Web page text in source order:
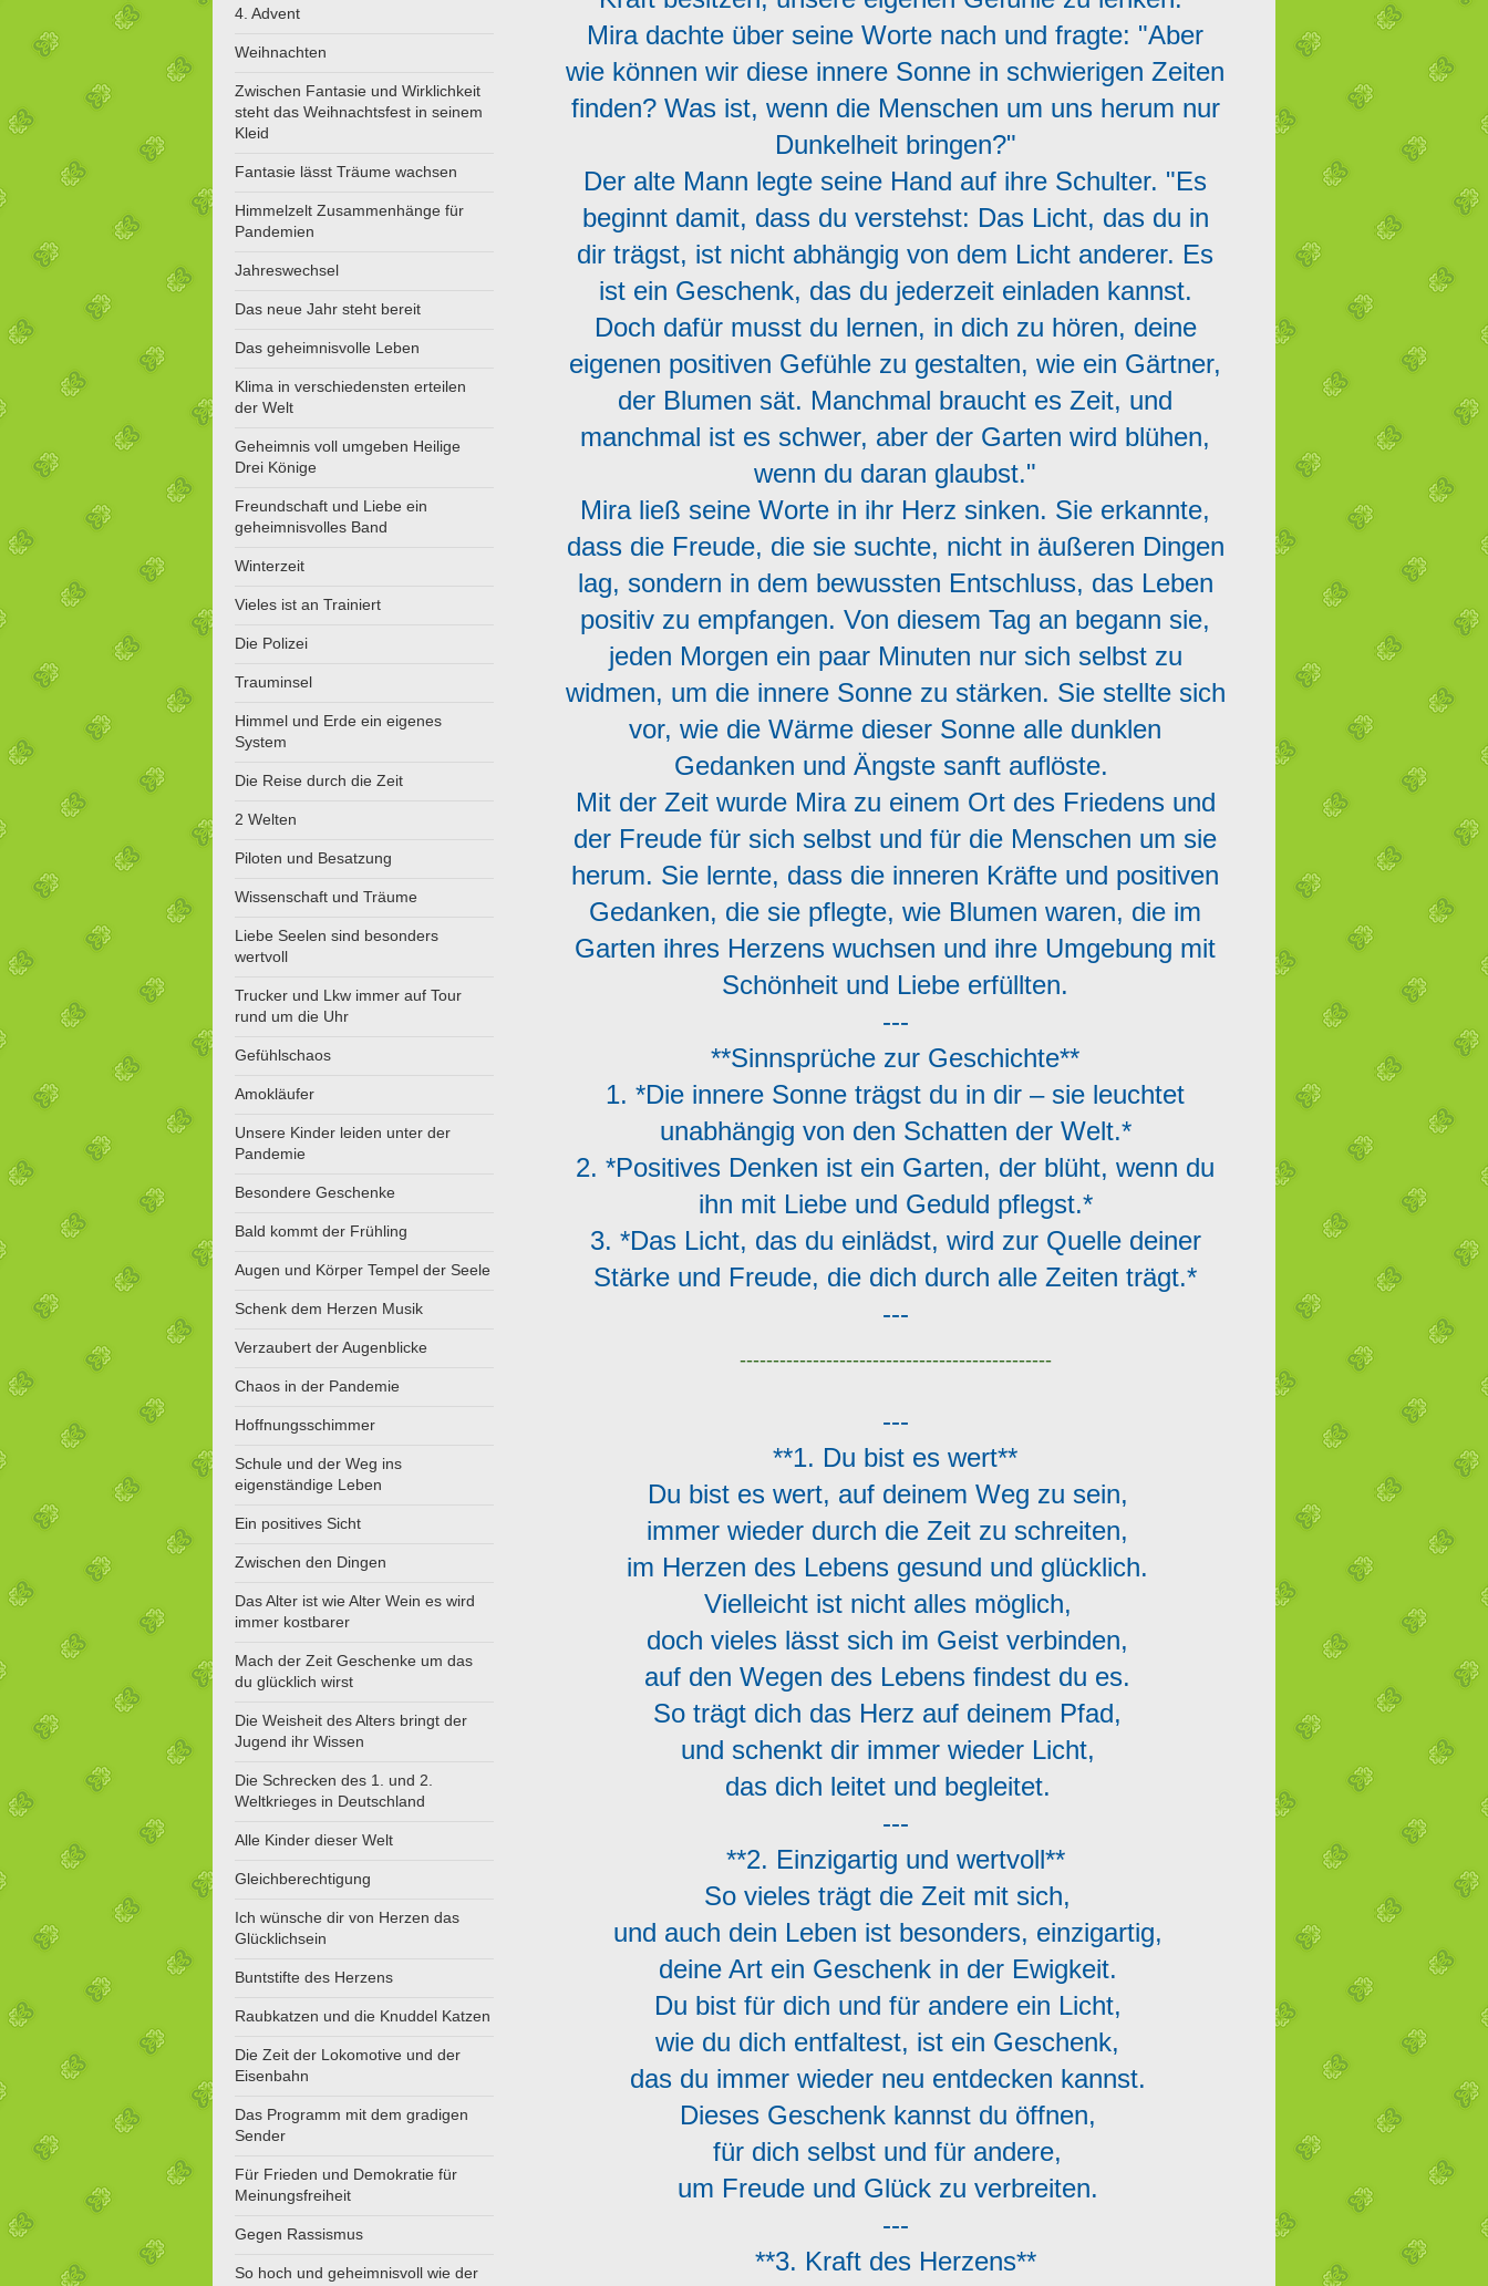
Mira dachte über seine Worte nach und fragte: "Aber
wie können wir diese innere Sonne in schwierigen Zeiten
finden? Was ist, wenn die Menschen um uns herum nur
Dunkelheit bringen?"
Der alte Mann legte seine Hand auf ihre Schulter. "Es
beginnt damit, dass du verstehst: Das Licht, das du in
dir trägst, ist nicht abhängig von dem Licht anderer. Es
ist ein Geschenk, das du jederzeit einladen kannst.
Doch dafür musst du lernen, in dich zu hören, deine
eigenen positiven Gefühle zu gestalten, wie ein Gärtner,
der Blumen sät. Manchmal braucht es Zeit, und
manchmal ist es schwer, aber der Garten wird blühen,
wenn du daran glaubst."
Mira ließ seine Worte in ihr Herz sinken. Sie erkannte,
dass die Freude, die sie suchte, nicht in äußeren Dingen
lag, sondern in dem bewussten Entschluss, das Leben
positiv zu empfangen. Von diesem Tag an begann sie,
jeden Morgen ein paar Minuten nur sich selbst zu
widmen, um die innere Sonne zu stärken. Sie stellte sich
vor, wie die Wärme dieser Sonne alle dunklen
Gedanken und Ängste sanft auflöste.
Mit der Zeit wurde Mira zu einem Ort des Friedens und
der Freude für sich selbst und für die Menschen um sie
herum. Sie lernte, dass die inneren Kräfte und positiven
Gedanken, die sie pflegte, wie Blumen waren, die im
Garten ihres Herzens wuchsen und ihre Umgebung mit
Schönheit und Liebe erfüllten.
---
**Sinnsprüche zur Geschichte**
1. *Die innere Sonne trägst du in dir – sie leuchtet
unabhängig von den Schatten der Welt.*
2. *Positives Denken ist ein Garten, der blüht, wenn du
ihn mit Liebe und Geduld pflegst.*
3. *Das Licht, das du einlädst, wird zur Quelle deiner
Stärke und Freude, die dich durch alle Zeiten trägt.*
---
-----------------------------------------------
---
**1. Du bist es wert**
Du bist es wert, auf deinem Weg zu sein,
immer wieder durch die Zeit zu schreiten,
im Herzen des Lebens gesund und glücklich.
Vielleicht ist nicht alles möglich,
doch vieles lässt sich im Geist verbinden,
auf den Wegen des Lebens findest du es.
So trägt dich das Herz auf deinem Pfad,
und schenkt dir immer wieder Licht,
das dich leitet und begleitet.
---
**2. Einzigartig und wertvoll**
So vieles trägt die Zeit mit sich,
und auch dein Leben ist besonders, einzigartig,
deine Art ein Geschenk in der Ewigkeit.
Du bist für dich und für andere ein Licht,
wie du dich entfaltest, ist ein Geschenk,
das du immer wieder neu entdecken kannst.
Dieses Geschenk kannst du öffnen,
für dich selbst und für andere,
um Freude und Glück zu verbreiten.
---
**3. Kraft des Herzens**
4. Advent
Weihnachten
Zwischen Fantasie und Wirklichkeit
steht das Weihnachtsfest in seinem
Kleid
Fantasie lässt Träume wachsen
Himmelzelt Zusammenhänge für
Pandemien
Jahreswechsel
Das neue Jahr steht bereit
Das geheimnisvolle Leben
Klima in verschiedensten erteilen
der Welt
Geheimnis voll umgeben Heilige
Drei Könige
Freundschaft und Liebe ein
geheimnisvolles Band
Winterzeit
Vieles ist an Trainiert
Die Polizei
Trauminsel
Himmel und Erde ein eigenes
System
Die Reise durch die Zeit
2 Welten
Piloten und Besatzung
Wissenschaft und Träume
Liebe Seelen sind besonders
wertvoll
Trucker und Lkw immer auf Tour
rund um die Uhr
Gefühlschaos
Amokläufer
Unsere Kinder leiden unter der
Pandemie
Besondere Geschenke
Bald kommt der Frühling
Augen und Körper Tempel der Seele
Schenk dem Herzen Musik
Verzaubert der Augenblicke
Chaos in der Pandemie
Hoffnungsschimmer
Schule und der Weg ins
eigenständige Leben
Ein positives Sicht
Zwischen den Dingen
Das Alter ist wie Alter Wein es wird
immer kostbarer
Mach der Zeit Geschenke um das
du glücklich wirst
Die Weisheit des Alters bringt der
Jugend ihr Wissen
Die Schrecken des 1. und 2.
Weltkrieges in Deutschland
Alle Kinder dieser Welt
Gleichberechtigung
Ich wünsche dir von Herzen das
Glücklichsein
Buntstifte des Herzens
Raubkatzen und die Knuddel Katzen
Die Zeit der Lokomotive und der
Eisenbahn
Das Programm mit dem gradigen
Sender
Für Frieden und Demokratie für
Meinungsfreiheit
Gegen Rassismus
So hoch und geheimnisvoll wie der